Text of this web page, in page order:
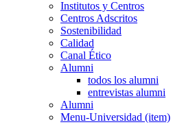
Institutos y Centros
Centros Adscritos
Sostenibilidad
Calidad
Canal Ético
Alumni
todos los alumni
entrevistas alumni
Alumni
Menu-Universidad (item)